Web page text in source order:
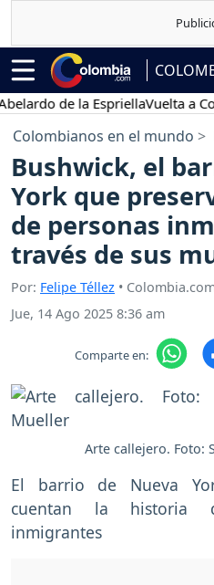
de la EspriellaVuelta a
Colombianos en el mundo
Bushwick, el
York que
de personas
través de sus
Por: Felipe Téllez •
Jue, 14 Ago 2025 8:36 am
Comparte en:
Arte callejero. Foto:
El barrio de Nueva
cuentan la historia
inmigrantes